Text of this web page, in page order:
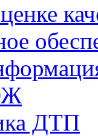
ДТП